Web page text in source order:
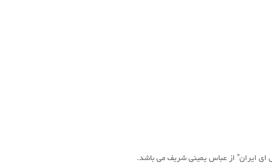
ای ایران” از عباس یمینی شریف می باشد.